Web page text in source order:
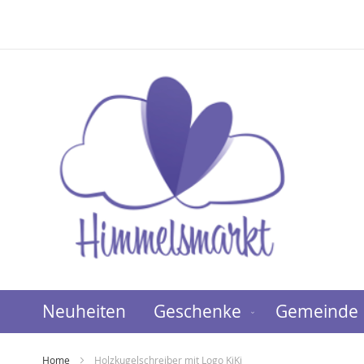
Neuheiten Geschenke Gemeinde
Home Holzkugelschreiber mit Logo KiKi